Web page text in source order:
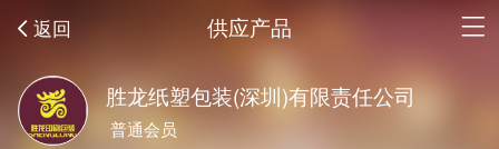
返回 供应产品
胜龙纸塑包装(深圳)有限责任公司
普通会员